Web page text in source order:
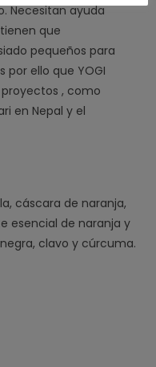
Necesitan ayuda
que
pequeños para
por ello que YOGI
, como
en Nepal y el
cáscara de naranja,
esencial de naranja y
clavo y cúrcuma.